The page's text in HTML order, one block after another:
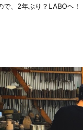
で、2年ぶり？LABOヘ！